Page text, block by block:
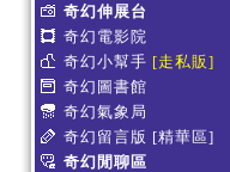
奇幻伸展台
奇幻電影院
奇幻小幫手 [走私販]
奇幻圖書館
奇幻氣象局
奇幻留言版 [精華區]
奇幻閒聊區